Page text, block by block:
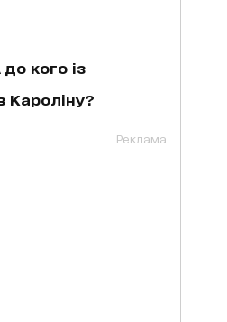
кого із
Кароліну?
Реклама